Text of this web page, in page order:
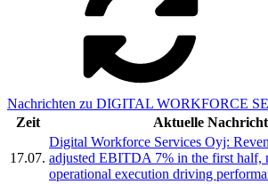
Nachrichten zu DIGITAL WORKFORCE
Zeit
Aktuelle
17.07.
Digital Workforce Services Oyj:
adjusted EBITDA 7% in the first half,
operational execution driving